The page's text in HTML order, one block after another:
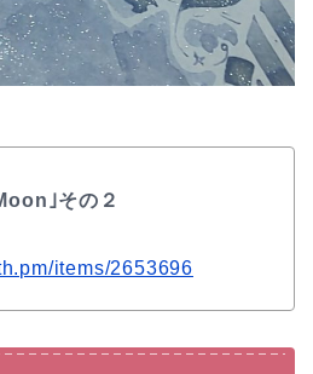
｣その２
items/2653696